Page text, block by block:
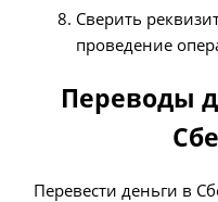
Сверить
проведение
Переводы
Перевести деньги в